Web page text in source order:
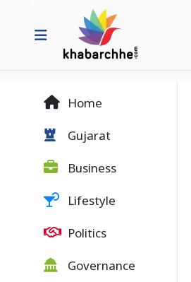
Home
Gujarat
Business
Lifestyle
Politics
Governance